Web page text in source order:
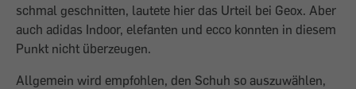
schmal geschnitten, lautete hier das Urteil bei Geox. Aber
auch adidas Indoor, elefanten und ecco konnten in diesem
Punkt nicht überzeugen.
Allgemein wird empfohlen, den Schuh so auszuwählen,